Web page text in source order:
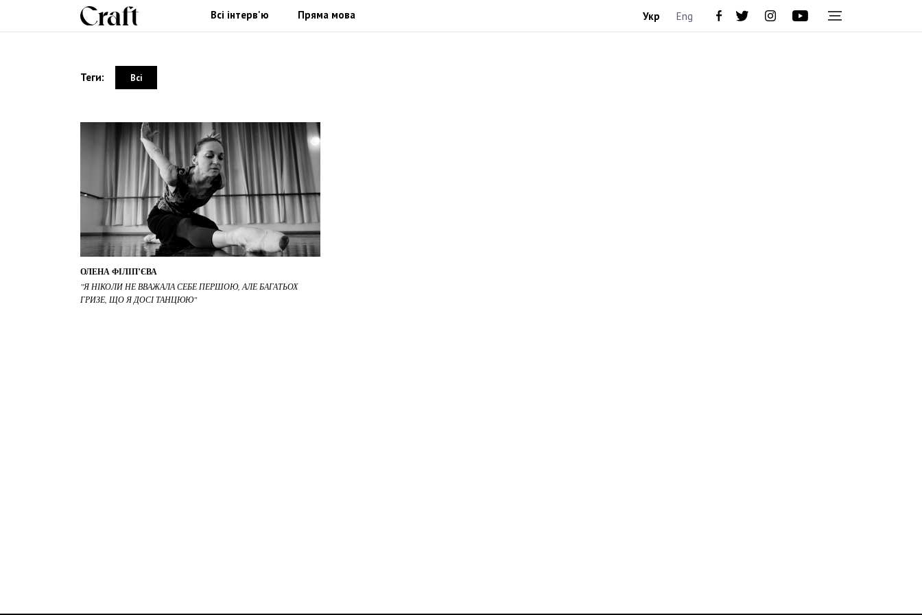
Всі інтерв'ю Пряма мова Укр Eng
Теги: Всі
ОЛЕНА ФІЛІП’ЄВА
"Я НІКОЛИ НЕ ВВАЖАЛА СЕБЕ ПЕРШОЮ, АЛЕ БАГАТЬОХ
ГРИЗЕ, ЩО Я ДОСІ ТАНЦЮЮ"